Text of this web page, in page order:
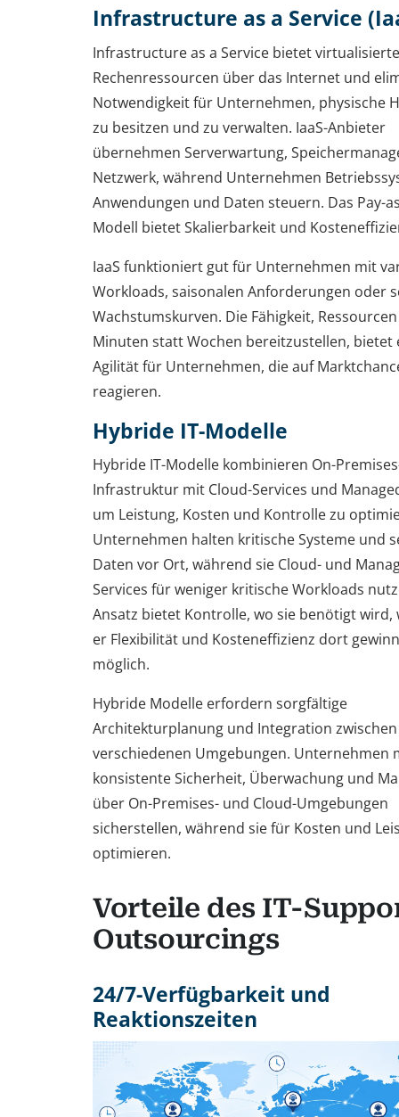
Infrastructure as a Service
Infrastructure as a Service bietet virtualisierte
Rechenressourcen über das Internet und
Notwendigkeit für Unternehmen, physische
zu besitzen und zu verwalten. IaaS-Anbieter
übernehmen Serverwartung,
Netzwerk, während Unternehmen
Anwendungen und Daten steuern. Das Pay-
Modell bietet Skalierbarkeit und
IaaS funktioniert gut für Unternehmen mit
Workloads, saisonalen Anforderungen oder
Wachstumskurven. Die Fähigkeit,
Minuten statt Wochen bereitzustellen, bietet
Agilität für Unternehmen, die auf
reagieren.
Hybride IT-Modelle
Hybride IT-Modelle kombinieren On-
Infrastruktur mit Cloud-Services und
um Leistung, Kosten und Kontrolle zu
Unternehmen halten kritische Systeme und
Daten vor Ort, während sie Cloud- und
Services für weniger kritische Workloads
Ansatz bietet Kontrolle, wo sie benötigt wird,
er Flexibilität und Kosteneffizienz dort
möglich.
Hybride Modelle erfordern sorgfältige
Architekturplanung und Integration zwischen
verschiedenen Umgebungen. Unternehmen
konsistente Sicherheit, Überwachung und
über On-Premises- und Cloud-Umgebungen
sicherstellen, während sie für Kosten und
optimieren.
Vorteile des IT-
Outsourcings
24/7-Verfügbarkeit und
Reaktionszeiten